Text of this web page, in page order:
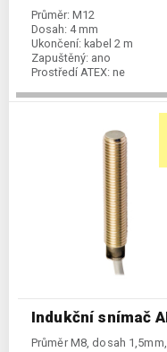
Průměr: M12
Dosah: 4 mm
Ukončení: kabel 2 m
Zapuštěný: ano
Prostředí ATEX: ne
Indukční snímač
Průměr M8, dosah